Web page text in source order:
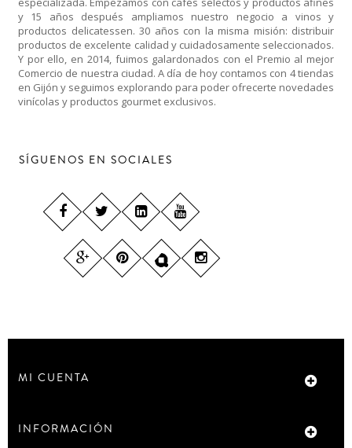
y 15 años después ampliamos nuestro negocio a vinos y
productos delicatessen. 30 años con la misma misión: distribuir
productos de excelente calidad y cuidadosamente seleccionados.
Y por ello, en 2014, fuimos galardonados con el Premio al mejor
Comercio de nuestra ciudad. A día de hoy contamos con 4 tiendas
en Gijón y seguimos explorando para poder ofrecerte novedades
vinícolas y productos gourmet exclusivos.
SÍGUENOS EN SOCIALES
MI CUENTA
INFORMACIÓN